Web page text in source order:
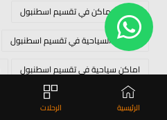
افضل الاماكن في تقسيم اسطنبول
الاماكن السياحية في تقسيم اسطنبول
اماكن سياحية في تقسيم اسطنبول
منطقة تقسيم
ميدان تقسيم
الرئيسية الرحلات